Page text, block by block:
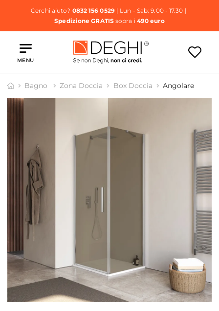
Cerchi aiuto? 0832 156 0529| Lun - Sab: 9.00 - 17.30 |
Spedizione GRATISsopra i 490 euro
MENU
Bagno Zona Doccia Box Doccia Angolare